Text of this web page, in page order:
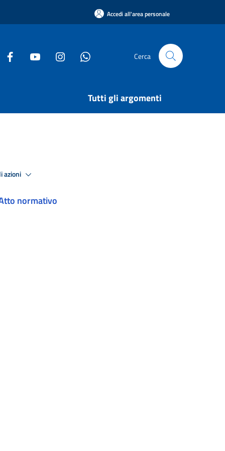
Accedi all'area personale
Cerca
Tutti gli argomenti
azioni
normativo